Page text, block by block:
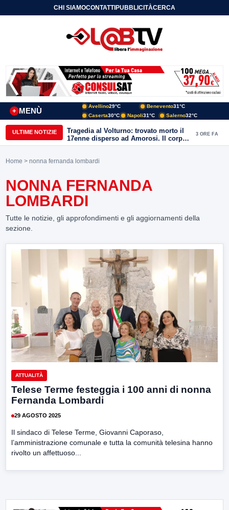
CHI SIAMOCONTATTIPUBBLICITÀCERCA
MENÙ
+
Avellino29°C Benevento31°C
Caserta30°C Napoli31°C Salerno32°C
ULTIME NOTIZIE
Tragedia al Volturno: trovato morto il
17enne disperso ad Amorosi. Il corpo
recuperato dai sommozzatori
3 ORE FA
Home > nonna fernanda lombardi
NONNA FERNANDA
LOMBARDI
Tutte le notizie, gli approfondimenti e gli aggiornamenti della
sezione.
ATTUALITÀ
Telese Terme festeggia i 100 anni di nonna
Fernanda Lombardi
29 AGOSTO 2025
Il sindaco di Telese Terme, Giovanni Caporaso,
l’amministrazione comunale e tutta la comunità telesina hanno
rivolto un affettuoso...